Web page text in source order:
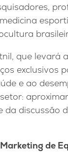
que levará
exclusivos
e ao
discussão
de